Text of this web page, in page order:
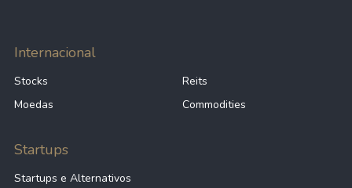
Internacional
Stocks
Reits
Moedas
Commodities
Startups
Startups e Alternativos